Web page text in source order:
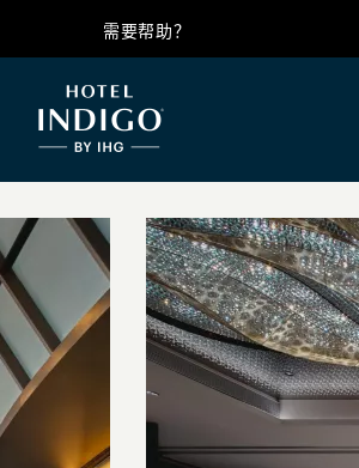
需要帮助？